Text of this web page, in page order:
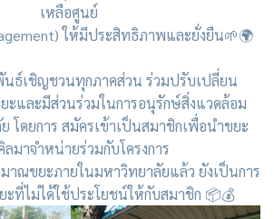
เหลือศูนย์
ให้มีประสิทธิภาพและยั่งยืน🌱🌍
นธ์เชิญชวนทุกภาคส่วน ร่วมปรับเปลี่ยน
ะและมีส่วนร่วมในการอนุรักษ์สิ่งแวดล้อม
โดยการ สมัครเข้าเป็นสมาชิกเพื่อนำขยะ
ลมาจำหน่ายร่วมกับโครงการ
าณขยะภายในมหาวิทยาลัยแล้ว ยังเป็นการ
ะที่ไม่ได้ใช้ประโยชน์ให้กับสมาชิก 📦💰